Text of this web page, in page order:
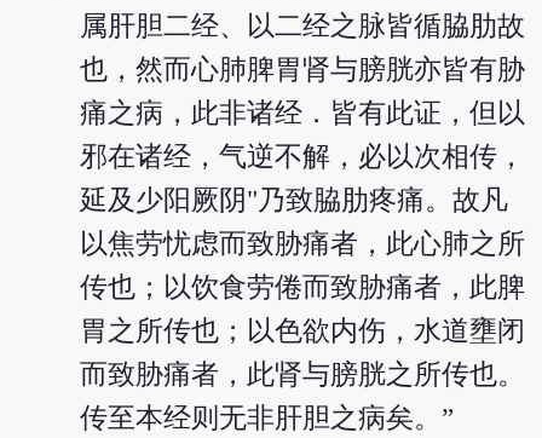
属肝胆二经、以二经之脉皆循脇肋故
也，然而心肺脾胃肾与膀胱亦皆有胁
痛之病，此非诸经．皆有此证，但以
邪在诸经，气逆不解，必以次相传，
延及少阳厥阴"乃致脇肋疼痛。故凡
以焦劳忧虑而致胁痛者，此心肺之所
传也；以饮食劳倦而致胁痛者，此脾
胃之所传也；以色欲内伤，水道壅闭
而致胁痛者，此肾与膀胱之所传也。
传至本经则无非肝胆之病矣。”